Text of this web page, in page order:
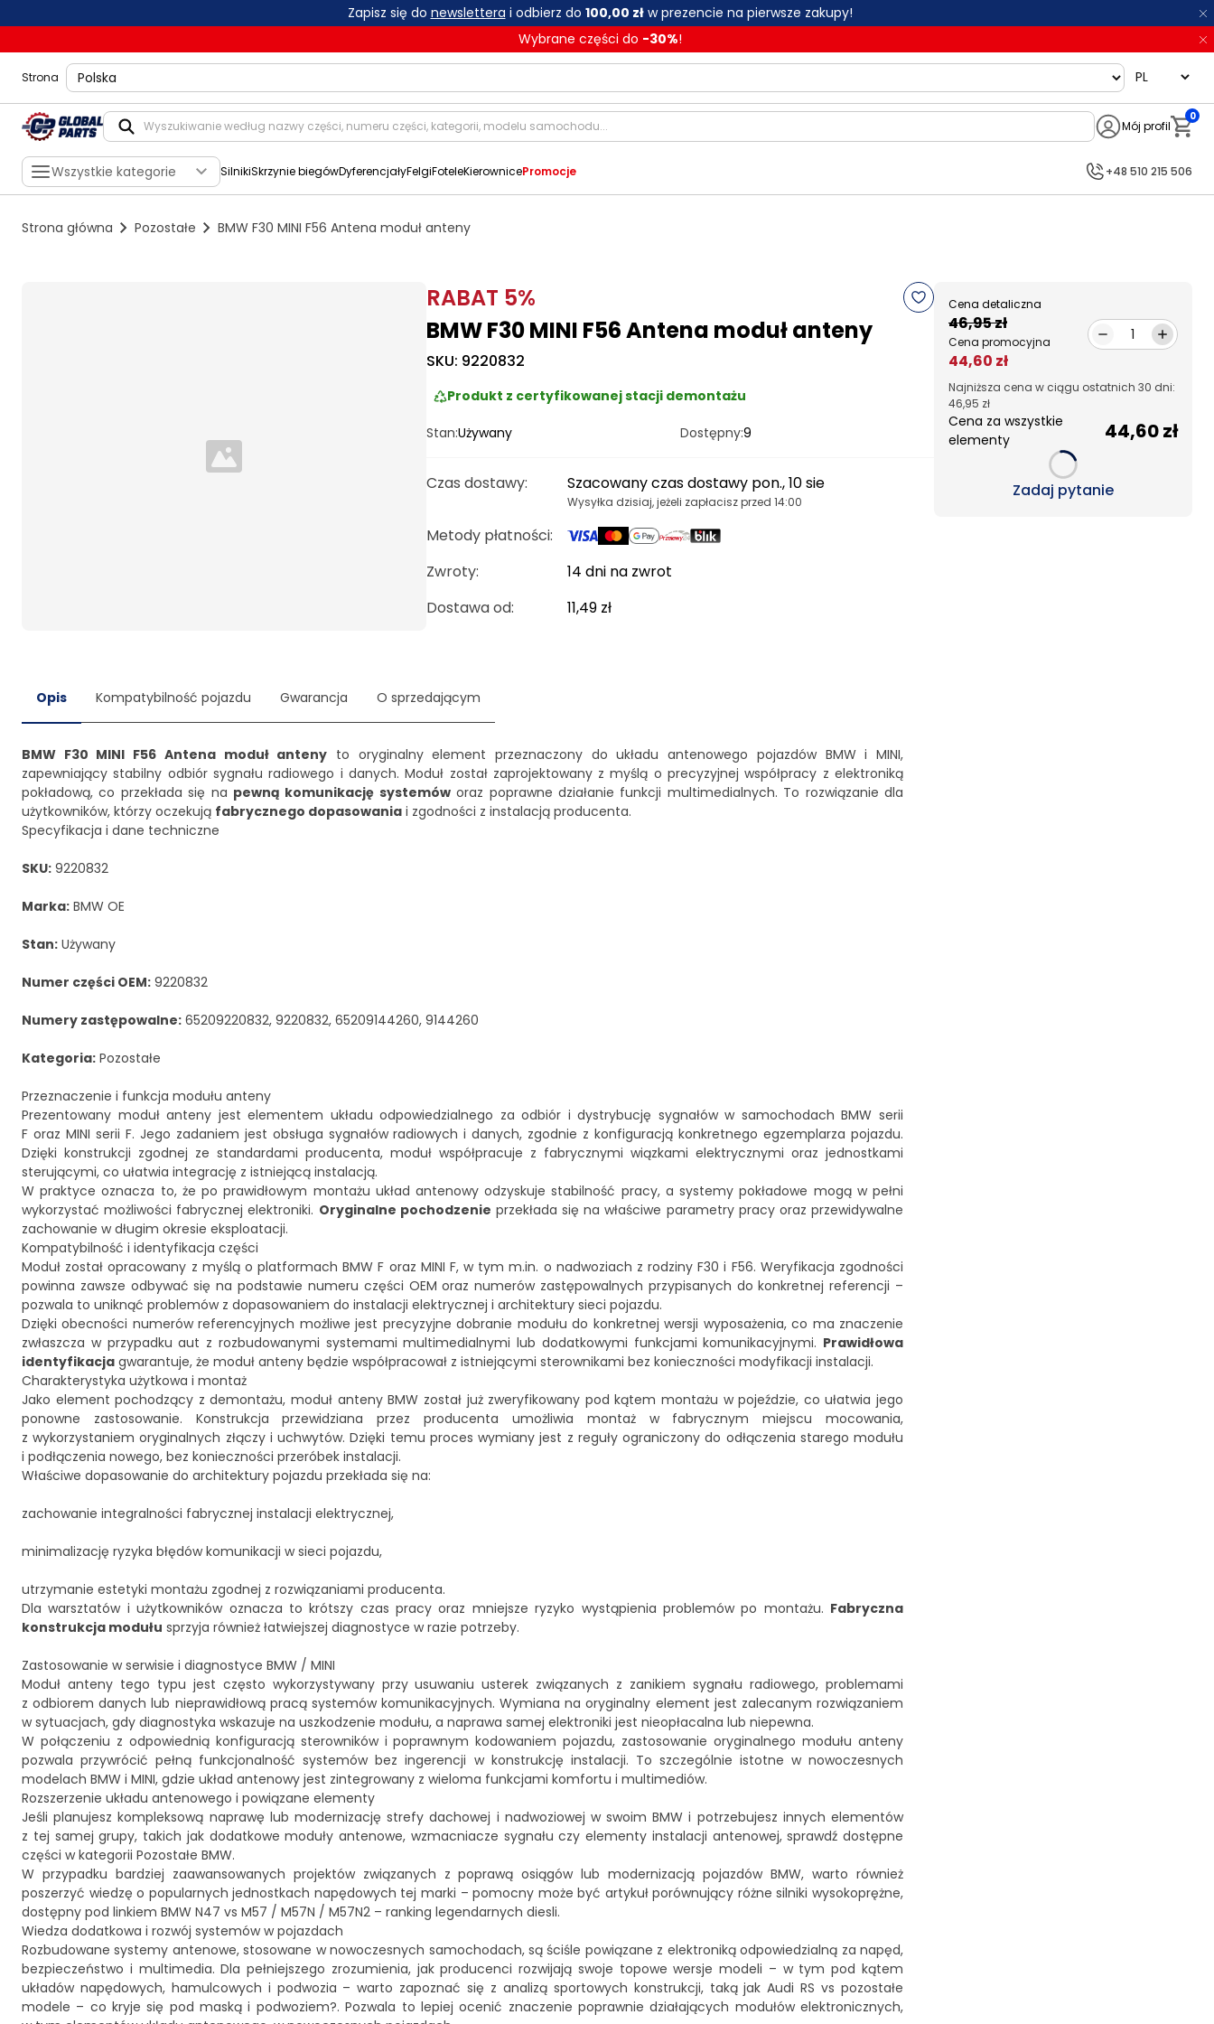
Zapisz się do newslettera i odbierz do 100,00 złw prezencie na pierwsze zakupy!
Wybrane części do -30%!
Strona shippingLocation language
Mój profil
0
Wszystkie kategorie SilnikiSkrzynie biegówDyferencjałyFelgiFoteleKierownicePromocje +48 510 215 506
Strona główna Pozostałe BMW F30 MINI F56 Antena moduł anteny
Loading...
RABAT 5%
BMW F30 MINI F56 Antena moduł anteny
SKU: 9220832
Produkt z certyfikowanej stacji demontażu
Stan:Używany Dostępny:9
Czas dostawy: Szacowany czas dostawy pon., 10 sie
Wysyłka dzisiaj, jeżeli zapłacisz przed 14:00
Metody płatności:
Zwroty:
14 dni na zwrot
Dostawa od: 11,49 zł
Cena detaliczna
46,95 zł
Cena promocyjna
44,60 zł
1
Najniższa cena w ciągu ostatnich 30 dni:
46,95 zł
Cena za wszystkie
elementy
44,60 zł
Loading...
Zadaj pytanie
Opis Kompatybilność pojazdu Gwarancja O sprzedającym
BMW F30 MINI F56 Antena moduł anteny to oryginalny element przeznaczony do układu antenowego pojazdów BMW i MINI,
zapewniający stabilny odbiór sygnału radiowego i danych. Moduł został zaprojektowany z myślą o precyzyjnej współpracy z elektroniką
pokładową, co przekłada się na pewną komunikację systemóworaz poprawne działanie funkcji multimedialnych. To rozwiązanie dla
użytkowników, którzy oczekują fabrycznego dopasowania i zgodności z instalacją producenta.
Specyfikacja i dane techniczne
SKU: 9220832
Marka: BMW OE
Stan: Używany
Numer części OEM: 9220832
Numery zastępowalne: 65209220832, 9220832, 65209144260, 9144260
Kategoria: Pozostałe
Przeznaczenie i funkcja modułu anteny
Prezentowany moduł anteny jest elementem układu odpowiedzialnego za odbiór i dystrybucję sygnałów w samochodach BMW serii
F oraz MINI serii F. Jego zadaniem jest obsługa sygnałów radiowych i danych, zgodnie z konfiguracją konkretnego egzemplarza pojazdu.
Dzięki konstrukcji zgodnej ze standardami producenta, moduł współpracuje z fabrycznymi wiązkami elektrycznymi oraz jednostkami
sterującymi, co ułatwia integrację z istniejącą instalacją.
W praktyce oznacza to, że po prawidłowym montażu układ antenowy odzyskuje stabilność pracy, a systemy pokładowe mogą w pełni
wykorzystać możliwości fabrycznej elektroniki. Oryginalne pochodzenie przekłada się na właściwe parametry pracy oraz przewidywalne
zachowanie w długim okresie eksploatacji.
Kompatybilność i identyfikacja części
Moduł został opracowany z myślą o platformach BMW F oraz MINI F, w tym m.in. o nadwoziach z rodziny F30 i F56. Weryfikacja zgodności
powinna zawsze odbywać się na podstawie numeru części OEM oraz numerów zastępowalnych przypisanych do konkretnej referencji –
pozwala to uniknąć problemów z dopasowaniem do instalacji elektrycznej i architektury sieci pojazdu.
Dzięki obecności numerów referencyjnych możliwe jest precyzyjne dobranie modułu do konkretnej wersji wyposażenia, co ma znaczenie
zwłaszcza w przypadku aut z rozbudowanymi systemami multimedialnymi lub dodatkowymi funkcjami komunikacyjnymi. Prawidłowa
identyfikacja gwarantuje, że moduł anteny będzie współpracował z istniejącymi sterownikami bez konieczności modyfikacji instalacji.
Charakterystyka użytkowa i montaż
Jako element pochodzący z demontażu, moduł anteny BMW został już zweryfikowany pod kątem montażu w pojeździe, co ułatwia jego
ponowne zastosowanie. Konstrukcja przewidziana przez producenta umożliwia montaż w fabrycznym miejscu mocowania,
z wykorzystaniem oryginalnych złączy i uchwytów. Dzięki temu proces wymiany jest z reguły ograniczony do odłączenia starego modułu
i podłączenia nowego, bez konieczności przeróbek instalacji.
Właściwe dopasowanie do architektury pojazdu przekłada się na:
zachowanie integralności fabrycznej instalacji elektrycznej,
minimalizację ryzyka błędów komunikacji w sieci pojazdu,
utrzymanie estetyki montażu zgodnej z rozwiązaniami producenta.
Dla warsztatów i użytkowników oznacza to krótszy czas pracy oraz mniejsze ryzyko wystąpienia problemów po montażu. Fabryczna
konstrukcja modułu sprzyja również łatwiejszej diagnostyce w razie potrzeby.
Zastosowanie w serwisie i diagnostyce BMW / MINI
Moduł anteny tego typu jest często wykorzystywany przy usuwaniu usterek związanych z zanikiem sygnału radiowego, problemami
z odbiorem danych lub nieprawidłową pracą systemów komunikacyjnych. Wymiana na oryginalny element jest zalecanym rozwiązaniem
w sytuacjach, gdy diagnostyka wskazuje na uszkodzenie modułu, a naprawa samej elektroniki jest nieopłacalna lub niepewna.
W połączeniu z odpowiednią konfiguracją sterowników i poprawnym kodowaniem pojazdu, zastosowanie oryginalnego modułu anteny
pozwala przywrócić pełną funkcjonalność systemów bez ingerencji w konstrukcję instalacji. To szczególnie istotne w nowoczesnych
modelach BMW i MINI, gdzie układ antenowy jest zintegrowany z wieloma funkcjami komfortu i multimediów.
Rozszerzenie układu antenowego i powiązane elementy
Jeśli planujesz kompleksową naprawę lub modernizację strefy dachowej i nadwoziowej w swoim BMW i potrzebujesz innych elementów
z tej samej grupy, takich jak dodatkowe moduły antenowe, wzmacniacze sygnału czy elementy instalacji antenowej, sprawdź dostępne
części w kategorii Pozostałe BMW.
W przypadku bardziej zaawansowanych projektów związanych z poprawą osiągów lub modernizacją pojazdów BMW, warto również
poszerzyć wiedzę o popularnych jednostkach napędowych tej marki – pomocny może być artykuł porównujący różne silniki wysokoprężne,
dostępny pod linkiem BMW N47 vs M57 / M57N / M57N2 – ranking legendarnych diesli.
Wiedza dodatkowa i rozwój systemów w pojazdach
Rozbudowane systemy antenowe, stosowane w nowoczesnych samochodach, są ściśle powiązane z elektroniką odpowiedzialną za napęd,
bezpieczeństwo i multimedia. Dla pełniejszego zrozumienia, jak producenci rozwijają swoje topowe wersje modeli – w tym pod kątem
układów napędowych, hamulcowych i podwozia – warto zapoznać się z analizą sportowych konstrukcji, taką jakAudi RS vs pozostałe
modele – co kryje się pod maską i podwoziem?. Pozwala to lepiej ocenić znaczenie poprawnie działających modułów elektronicznych,